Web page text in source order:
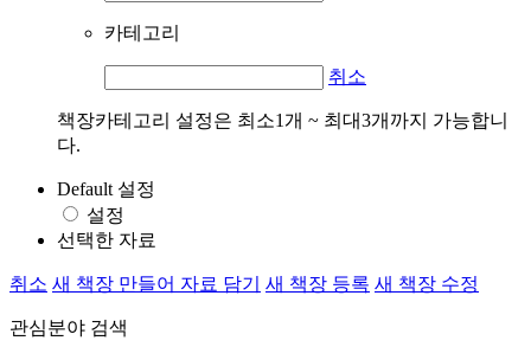
카테고리
취소
책장카테고리 설정은 최소1개 ~ 최대3개까지 가능합니
다.
Default 설정
설정
선택한 자료
취소 새 책장 만들어 자료 담기 새 책장 등록 새 책장 수정
관심분야 검색